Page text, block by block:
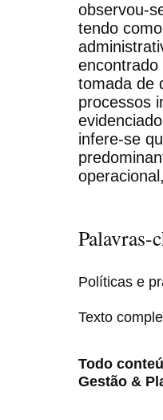
observou-
tendo
encontrado
tomada de
processos
infere-se
Palavras-
Políticas e
Texto
Todo
Gestão &